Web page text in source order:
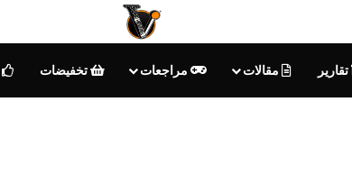
تقارير مقالات مراجعات تخفيضات